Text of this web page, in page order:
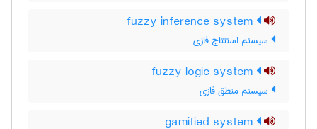
سیستم استنتاج فازی
سیستم منطق فازی